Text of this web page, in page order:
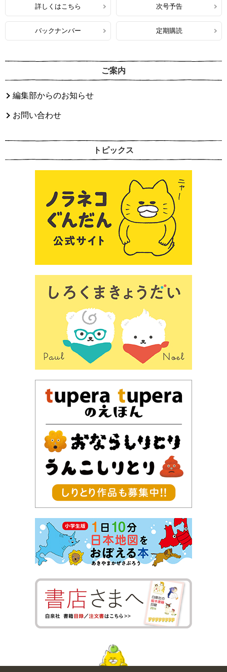
詳しくはこちら 次号予告
バックナンバー 定期購読
ご案内
編集部からのお知らせ
お問い合わせ
トピックス